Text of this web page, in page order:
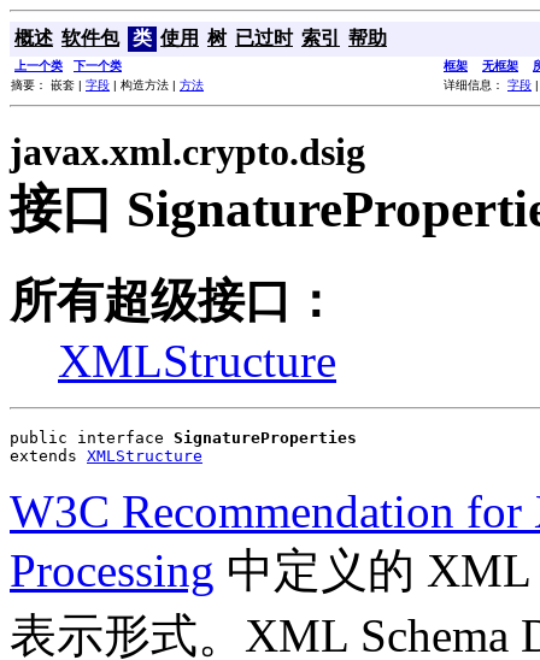
概述 软件包 类 使用 树 已过时 索引 帮助
上一个类 下一个类 框架 无框架
摘要： 嵌套 | 字段 | 构造方法 | 方法 详细信息： 字段
javax.xml.crypto.dsig
接口
所有超级接口：
XMLStructure
public interface SignatureProperties
extends XMLStructure
W3C Recommendation
Processing 中定义的
表示形式。XML Schema